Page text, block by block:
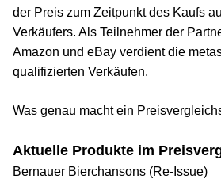
der Preis zum Zeitpunkt des Kaufs
Verkäufers. Als Teilnehmer der
Amazon und eBay verdient die
qualifizierten Verkäufen.
Was genau macht ein
Aktuelle Produkte im
Bernauer Bierchansons (Re-Issue)